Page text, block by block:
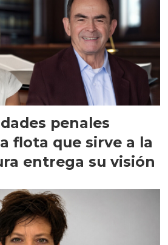
penales
flota que sirve a la
entrega su visión